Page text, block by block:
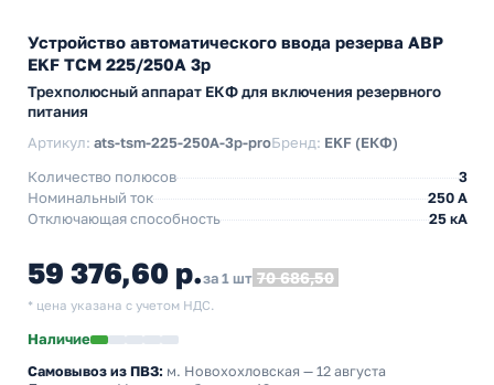
Устройство автоматического ввода резерва АВР
EKF ТСM 225/250А 3р
Трехполюсный аппарат ЕКФ для включения резервного
питания
Артикул: ats-tsm-225-250A-3p-proБренд: EKF (ЕКФ)
Количество полюсов
3
Номинальный ток
250 А
Отключающая способность
25 кА
59 376,60 р.за 1 шт 70 686,50
* цена указана с учетом НДС.
Наличие
Самовывоз из ПВЗ: м. Новохохловская — 12 августа